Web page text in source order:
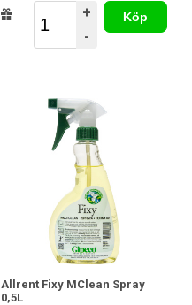
+
-
Köp
Allrent Fixy MClean Spray
0,5L